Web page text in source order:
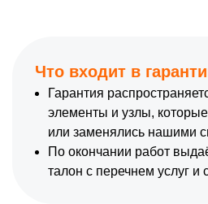
Что входит в
Гарантия
элементы и узлы,
или заменялись нашими
По окончании работ
талон с перечнем услуг и